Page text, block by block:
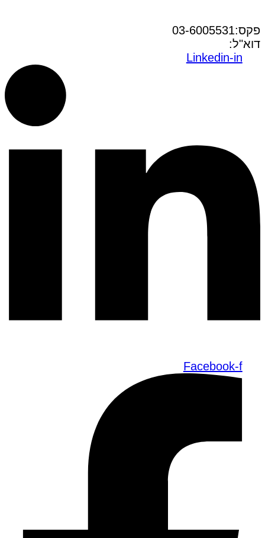
פקס:03-6005531
דוא"ל:
Linkedin-in
Facebook-f